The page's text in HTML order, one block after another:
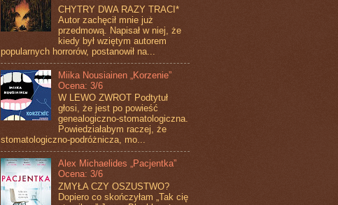
CHYTRY DWA RAZY TRACI*
Autor zachęcił mnie już
przedmową. Napisał w niej, że
kiedy był wziętym autorem
popularnych horrorów, postanowił na...
Miika Nousiainen „Korzenie”
Ocena: 3/6
W LEWO ZWROT Podtytuł
głosi, że jest po powieść
genealogiczno-stomatologiczna.
Powiedziałabym raczej, że
stomatologiczno-podróżnicza, mo...
Alex Michaelides „Pacjentka”
Ocena: 3/6
ZMYŁA CZY OSZUSTWO?
Dopiero co skończyłam „Tak cię